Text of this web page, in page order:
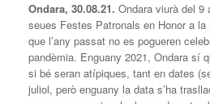
Ondara, 30.08.21. Ondara viurà del 9
seues Festes Patronals en Honor a
que l’any passat no es pogueren
pandèmia. Enguany 2021, Ondara sí
si bé seran atípiques, tant en dates
juliol, però enguany la data s’ha